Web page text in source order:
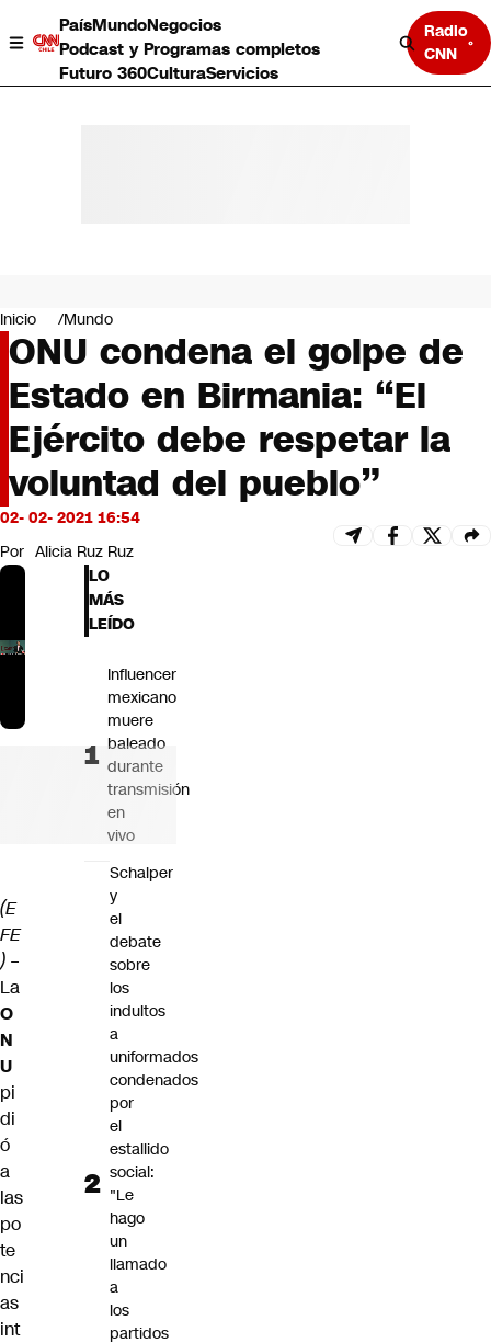
PaísMundoNegocios
Podcast y Programas completos
Futuro 360CulturaServicios
Radio
CNN
Negocios
Deportes
Programas completos
Cultura
Servicios
Bits
CNN Data
CNN tiempo
Futuro 360
Inicio Mundo
ONU condena el golpe de
Estado en Birmania: “El
Ejército debe respetar la
voluntad del pueblo”
02- 02- 2021 16:54
Por Alicia Ruz Ruz
(E
FE
) –
La
O
N
U
pi
di
ó
a
las
po
te
nci
as
int
LO
MÁS
LEÍDO
Influencer
mexicano
muere
baleado
durante
transmisión
en
vivo
Schalper
y
el
debate
sobre
los
indultos
a
uniformados
condenados
por
el
estallido
social:
"Le
hago
un
llamado
a
los
partidos